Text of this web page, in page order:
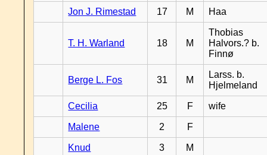
Jon J. Rimestad 17 M Haa
T. H. Warland 18 M
Thobias
Halvors.? b.
Finnø
Berge L. Fos 31 M
Larss. b.
Hjelmeland
Cecilia 25 F wife
Malene 2 F
Knud 3 M